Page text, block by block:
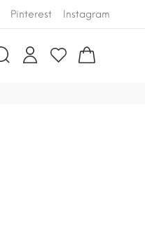
Pinterest Instagram